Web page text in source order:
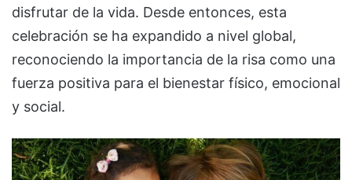
disfrutar de la vida. Desde entonces, esta
celebración se ha expandido a nivel global,
reconociendo la importancia de la risa como una
fuerza positiva para el bienestar físico, emocional
y social.